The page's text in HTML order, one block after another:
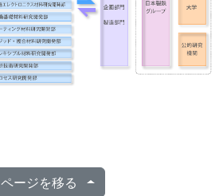
ページを移る